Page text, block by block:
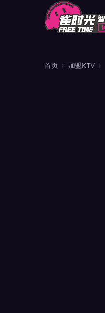
首页 › 加盟KTV ›